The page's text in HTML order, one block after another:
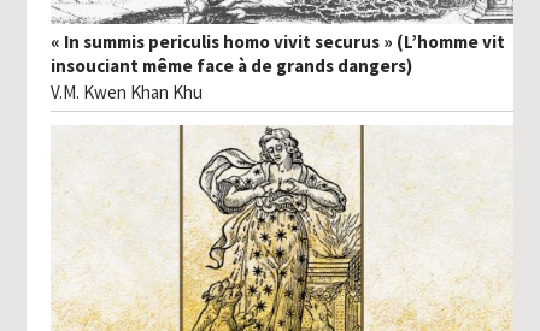
« In summis periculis homo vivit securus » (L’homme vit
insouciant même face à de grands dangers)
V.M. Kwen Khan Khu